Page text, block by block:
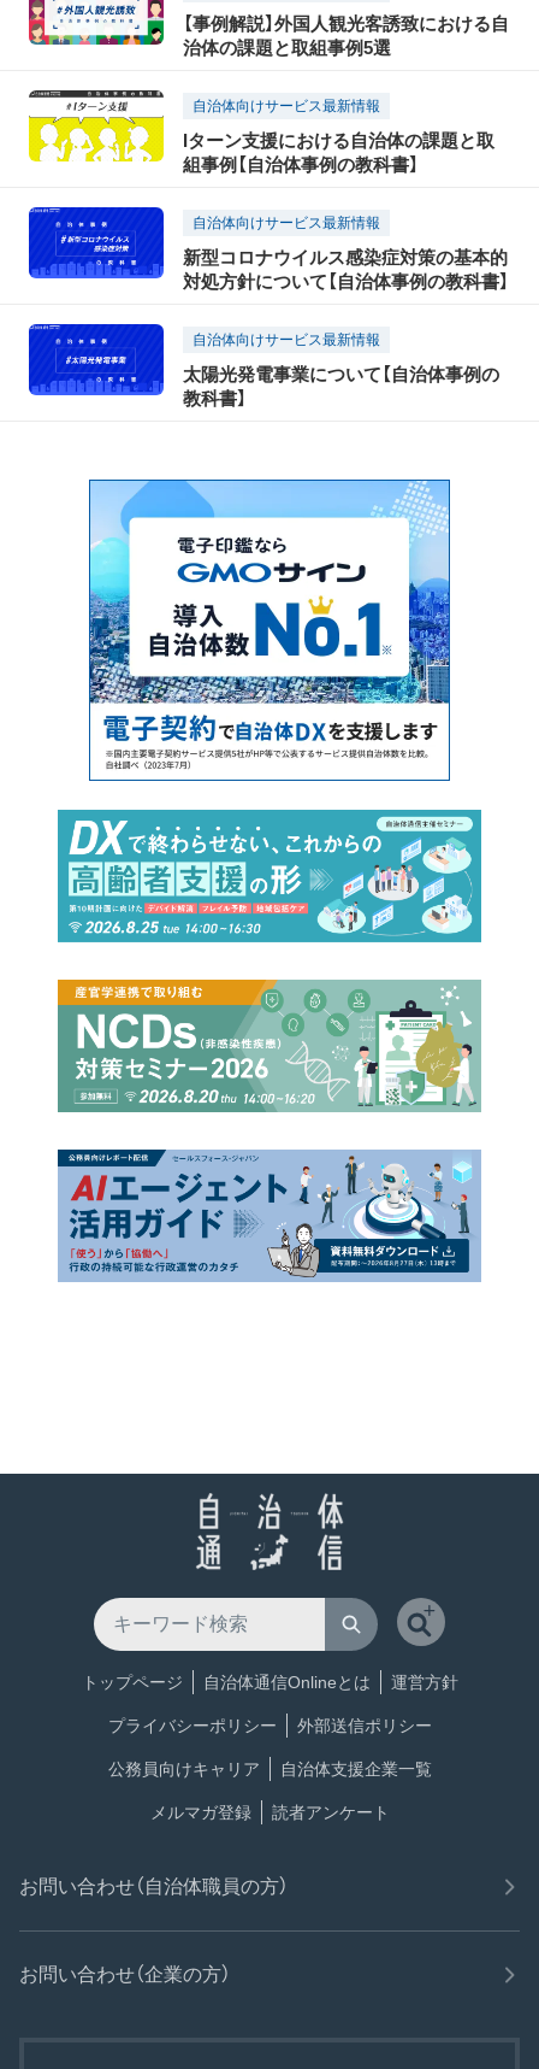
【事例解説】外国人観光客誘致における自
治体の課題と取組事例5選
自治体向けサービス最新情報
Iターン支援における自治体の課題と取
組事例【自治体事例の教科書】
自治体向けサービス最新情報
新型コロナウイルス感染症対策の基本的
対処方針について【自治体事例の教科書】
自治体向けサービス最新情報
太陽光発電事業について【自治体事例の
教科書】
トップページ 自治体通信Onlineとは 運営方針
プライバシーポリシー 外部送信ポリシー
公務員向けキャリア 自治体支援企業一覧
メルマガ登録 読者アンケート
お問い合わせ（自治体職員の方）
お問い合わせ（企業の方）